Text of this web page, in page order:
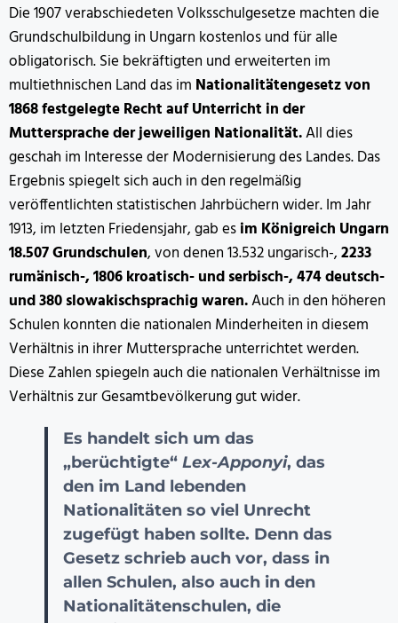
Die 1907 verabschiedeten Volksschulgesetze machten die
Grundschulbildung in Ungarn kostenlos und für alle
obligatorisch. Sie bekräftigten und erweiterten im
multiethnischen Land das im Nationalitätengesetz von
1868 festgelegte Recht auf Unterricht in der
Muttersprache der jeweiligen Nationalität.All dies
geschah im Interesse der Modernisierung des Landes. Das
Ergebnis spiegelt sich auch in den regelmäßig
veröffentlichten statistischen Jahrbüchern wider. Im Jahr
1913, im letzten Friedensjahr, gab esim Königreich Ungarn
18.507 Grundschulen, von denen 13.532 ungarisch-,2233
rumänisch-, 1806 kroatisch- und serbisch-, 474 deutsch-
und 380 slowakischsprachig waren.Auch in den höheren
Schulen konnten die nationalen Minderheiten in diesem
Verhältnis in ihrer Muttersprache unterrichtet werden.
Diese Zahlen spiegeln auch die nationalen Verhältnisse im
Verhältnis zur Gesamtbevölkerung gut wider.
Es handelt sich um das
„berüchtigte“ Lex-Apponyi, das
den im Land lebenden
Nationalitäten so viel Unrecht
zugefügt haben sollte. Denn das
Gesetz schrieb auch vor, dass in
allen Schulen, also auch in den
Nationalitätenschulen, die